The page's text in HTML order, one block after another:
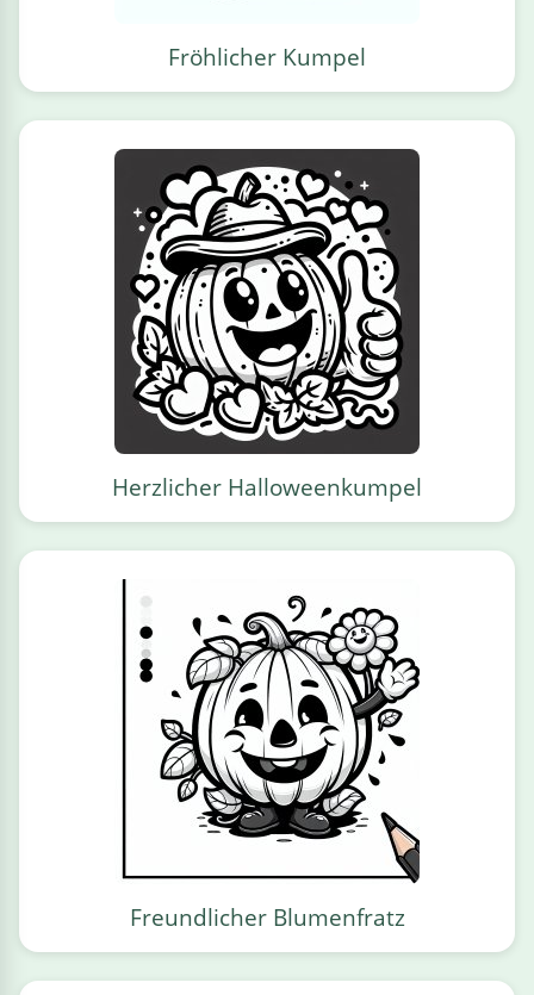
Fröhlicher Kumpel
Herzlicher Halloweenkumpel
Freundlicher Blumenfratz